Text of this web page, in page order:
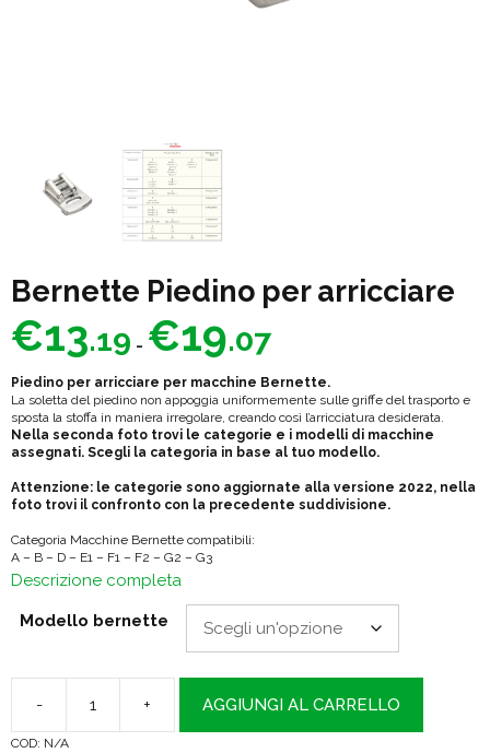
Bernette Piedino per arricciare
€13.19 - €19.07di
da
€13.19
a
€19.07
Piedino per arricciare per macchine Bernette.
La soletta del piedino non appoggia uniformemente sulle griffe del trasporto e
sposta la stoffa in maniera irregolare, creando così l’arricciatura desiderata.
Nella seconda foto trovi le categorie e i modelli di macchine
assegnati. Scegli la categoria in base al tuo modello.
Attenzione: le categorie sono aggiornate alla versione 2022, nella
foto trovi il confronto con la precedente suddivisione.
Categoria Macchine Bernette compatibili:
A – B – D – E1 – F1 – F2 – G2 – G3
Descrizione completa
Modello bernette
- + AGGIUNGI AL CARRELLO
COD: N/A